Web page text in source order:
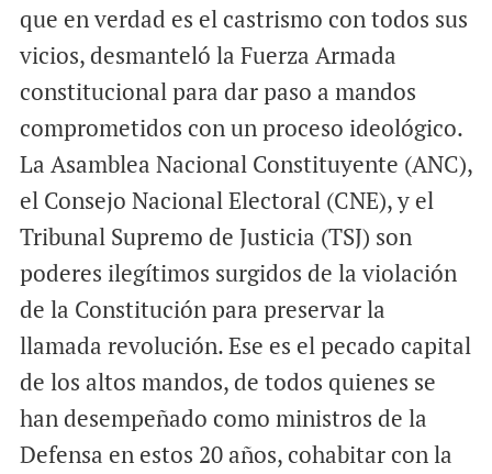
que en verdad es el castrismo con todos sus
vicios, desmanteló la Fuerza Armada
constitucional para dar paso a mandos
comprometidos con un proceso ideológico.
La Asamblea Nacional Constituyente (ANC),
el Consejo Nacional Electoral (CNE), y el
Tribunal Supremo de Justicia (TSJ) son
poderes ilegítimos surgidos de la violación
de la Constitución para preservar la
llamada revolución. Ese es el pecado capital
de los altos mandos, de todos quienes se
han desempeñado como ministros de la
Defensa en estos 20 años, cohabitar con la